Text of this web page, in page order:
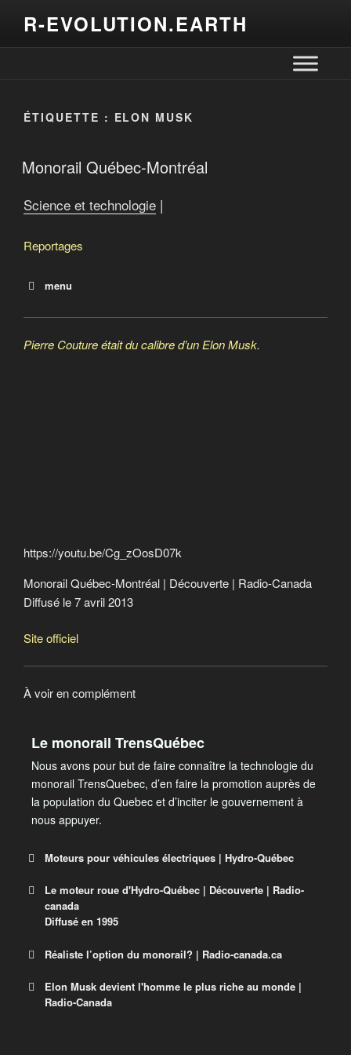
R-EVOLUTION.EARTH
ÉTIQUETTE : ELON MUSK
Monorail Québec-Montréal
Science et technologie |
Reportages
menu
Monorail Québec-Montréal
Pierre Couture était du calibre d’un Elon Musk.
https://youtu.be/Cg_zOosD07k
Monorail Québec-Montréal | Découverte | Radio-Canada
Diffusé le 7 avril 2013
Site officiel
À voir en complément
Le monorail TrensQuébec
Nous avons pour but de faire connaître la technologie du
monorail TrensQuebec, d’en faire la promotion auprès de
la population du Quebec et d’inciter le gouvernement à
nous appuyer.
Moteurs pour véhicules électriques | Hydro-Québec
En route vers l’avenir avec les moteurs
de TM4 !
Découvrez comment Hydro-Québec, par l’entremise
industrielle en série de moteurs électriques ainsi que
leur commercialisation.
Le moteur roue d'Hydro-Québec | Découverte | Radio-
canada
Diffusé en 1995
Réaliste l’option du monorail? | Radio-canada.ca
Réaliste l’option du monorail?
Elon Musk devient l'homme le plus riche au monde |
Radio-Canada